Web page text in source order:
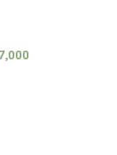
867٬000